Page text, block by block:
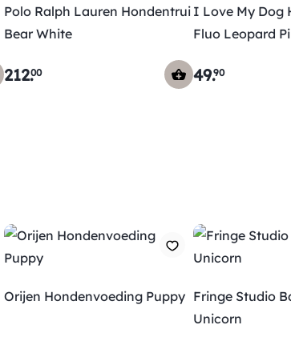
Polo Ralph Lauren Hondentrui
Bear White
212.00
I Love My Dog
Fluo Leopard
49.90
Orijen Hondenvoeding Puppy Fringe Studio
Unicorn